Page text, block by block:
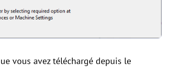
vous avez téléchargé depuis le